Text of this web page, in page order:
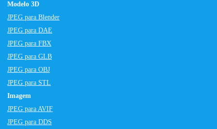
Modelo 3D
JPEG para Blender
JPEG para DAE
JPEG para FBX
JPEG para GLB
JPEG para OBJ
JPEG para STL
Imagem
JPEG para AVIF
JPEG para DDS